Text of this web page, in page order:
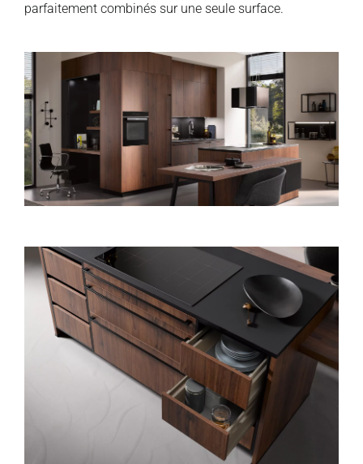
parfaitement combinés sur une seule surface.